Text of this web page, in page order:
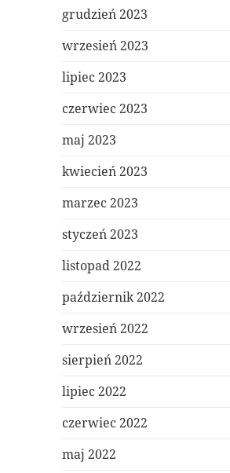
grudzień 2023
wrzesień 2023
lipiec 2023
czerwiec 2023
maj 2023
kwiecień 2023
marzec 2023
styczeń 2023
listopad 2022
październik 2022
wrzesień 2022
sierpień 2022
lipiec 2022
czerwiec 2022
maj 2022